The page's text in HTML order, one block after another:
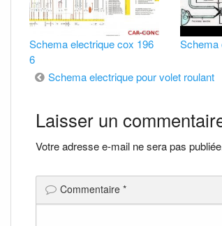
Schema electrique cox 196
6
Schema
Navigation
de
l’article
Schema electrique pour volet roulant
Laisser un
Votre adresse e-mail ne sera pas
Commentaire *